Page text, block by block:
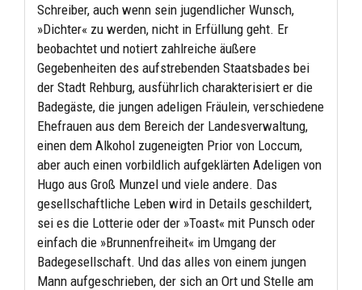
Schreiber, auch wenn sein jugendlicher Wunsch,
»Dichter« zu werden, nicht in Erfüllung geht. Er
beobachtet und notiert zahlreiche äußere
Gegebenheiten des aufstrebenden Staatsbades bei
der Stadt Rehburg, ausführlich charakterisiert er die
Badegäste, die jungen adeligen Fräulein, verschiedene
Ehefrauen aus dem Bereich der Landesverwaltung,
einen dem Alkohol zugeneigten Prior von Loccum,
aber auch einen vorbildlich aufgeklärten Adeligen von
Hugo aus Groß Munzel und viele andere. Das
gesellschaftliche Leben wird in Details geschildert,
sei es die Lotterie oder der »Toast« mit Punsch oder
einfach die »Brunnenfreiheit« im Umgang der
Badegesellschaft. Und das alles von einem jungen
Mann aufgeschrieben, der sich an Ort und Stelle am